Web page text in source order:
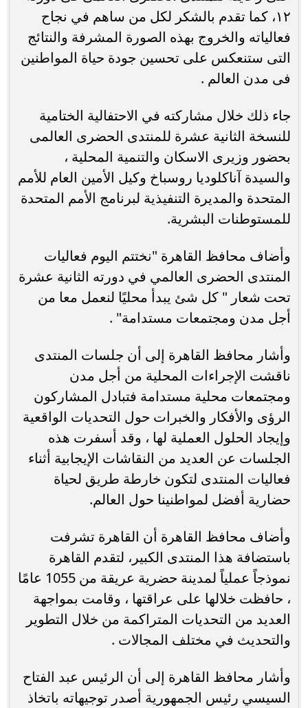
١٢، كما تقدم بالشكر لكل من ساهم في نجاح
فعالياته والخروج بهذه الصورة المشرفة والنتائج
التى ستنعكس على تحسين جودة حياة المواطنين
فى مدن العالم .
جاء ذلك خلال مشاركته في الاحتفالية الختامية
للنسخة الثانية عشرة للمنتدى الحضرى العالمى
بحضور وزيرى الاسكان والتنمية المحلية ،
والسيدة آناكلوديا روسباخ وكيل الأمين العام للأمم
المتحدة والمديرة التنفيذية لبرنامج الأمم المتحدة
للمستوطنات البشرية.
وأضاف محافظ القاهرة "نختتم اليوم فعاليات
المنتدى الحضرى العالمي في دورته الثانية عشرة
تحت شعار " كل شئ يبدأ محليًا لنعمل معا من
أجل مدن ومجتمعات مستدامة" .
وأشار محافظ القاهرة إلى أن جلسات المنتدى
ناقشت الإجراءات المحلية من أجل مدن
ومجتمعات محلية مستدامة فتبادل المشاركون
الرؤى والأفكار والخبرات حول التحديات الواقعية
وإيجاد الحلول العملية لها ، وقد أسفرت هذه
الجلسات عن العديد من النقاشات الإيجابية أثناء
فعاليات المنتدى لتكون خارطة طريق لحياة
حضارية أفضل لمواطنينا حول العالم.
وأضاف محافظ القاهرة أن القاهرة تشرفت
باستضافة هذا المنتدى الكبير، لتقدم القاهرة
نموذجاً عملياً لمدينة حضرية عريقة من 1055 عامًا
، حافظت خلالها على عراقتها ، وقامت بمواجهة
العديد من التحديات المتراكمة من خلال التطوير
والتحديث في مختلف المجالات .
وأشار محافظ القاهرة إلى أن الرئيس عبد الفتاح
السيسي رئيس الجمهورية أصدر توجيهاته باتخاذ